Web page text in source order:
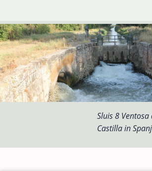
naar
de
inhoud
gaan
Sluis 8 Ventosa
Castilla in